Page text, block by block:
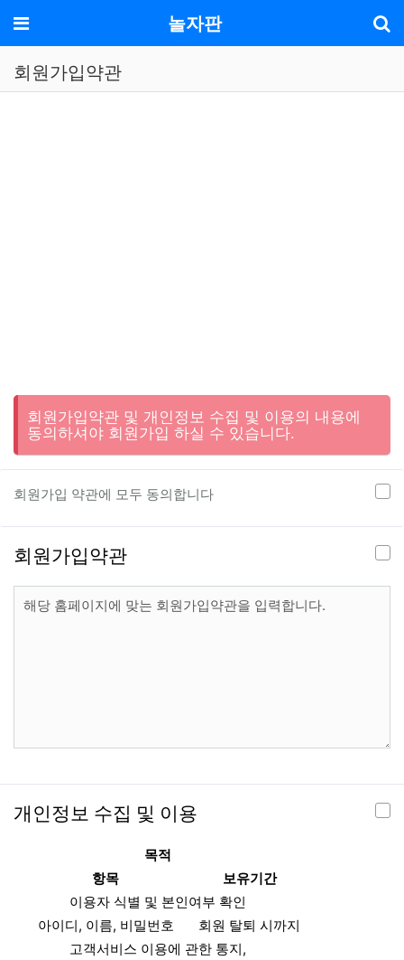
메뉴 놀자판
회원가입약관
회원가입약관 및 개인정보 수집 및 이용의 내용에
동의하셔야 회원가입 하실 수 있습니다.
회원가입 약관에 모두 동의합니다
회원가입약관
개인정보 수집 및 이용
목적
항목
보유기간
이용자 식별 및 본인여부 확인
아이디, 이름, 비밀번호
회원 탈퇴 시까지
고객서비스 이용에 관한 통지,